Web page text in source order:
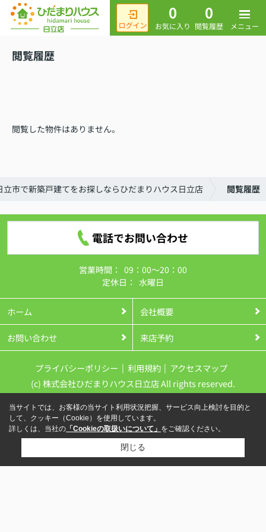
0
お気に入り
0
閲覧履歴 メニュー
閲覧履歴
閲覧した物件はありません。
立市で新築戸建てをお探しならひだまりハウス日立店 閲覧履歴
電話でお問い合わせ
営業時間： 09：00～20：00
定休日： 水曜日
ホーム 会社概要
お問い合わせ 来店予約
プライバシーポリシー 利用規約
アクセスマップ
(c) 株式会社ひだまりハウス日立店 All rights reserved.
当サイトでは、お客様の当サイト利用状況把握、サービス向上検討を目的と
して、クッキー（Cookie）を使用しています。
詳しくは、当社の 「Cookieの取扱いについて」 をご確認ください。
閉じる